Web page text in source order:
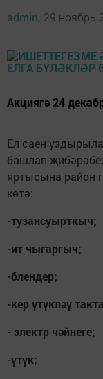
admin, 29 ноябрь
Акциягә 24
Ел саен
башлап
яртысына район
көтә:
-тузансуырткыч;
-ит чыгаргыч;
-блендер;
-кер үтүкләү
- электр чәйнеге;
-үтүк;